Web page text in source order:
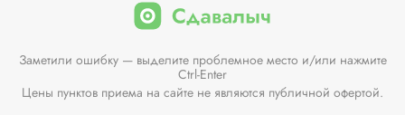
Заметили ошибку — выделите проблемное место и/или нажмите
Ctrl-Enter
Цены пунктов приема на сайте не являются публичной офертой.